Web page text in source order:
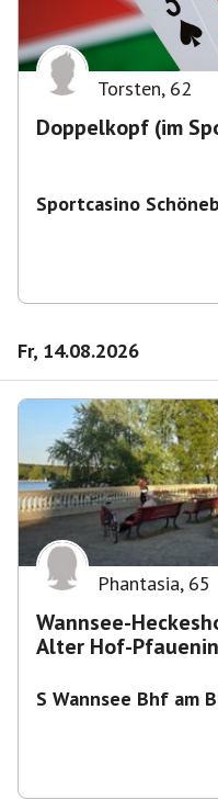
Torsten, 62
Doppelkopf (im
Sportcasino
Fr, 14.08.2026
Phantasia, 65
Wannsee-
Alter Hof-
S Wannsee Bhf am